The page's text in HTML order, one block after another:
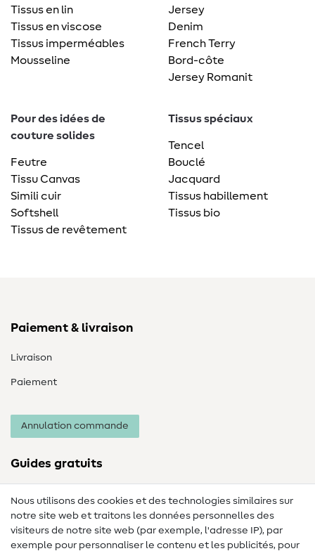
Tissus en lin
Tissus en viscose
Tissus imperméables
Mousseline
Jersey
Denim
French Terry
Bord-côte
Jersey Romanit
Pour des idées de
couture solides
Feutre
Tissu Canvas
Simili cuir
Softshell
Tissus de revêtement
Tissus spéciaux
Tencel
Bouclé
Jacquard
Tissus habillement
Tissus bio
Paiement & livraison
Livraison
Paiement
Annulation commande
Guides gratuits
Lexique de couture
Tutos de couture
Nous utilisons des cookies et des technologies similaires sur
notre site web et traitons les données personnelles des
visiteurs de notre site web (par exemple, l'adresse IP), par
exemple pour personnaliser le contenu et les publicités, pour